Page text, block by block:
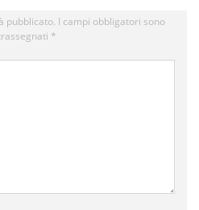
pubblicato. I campi obbligatori sono
*